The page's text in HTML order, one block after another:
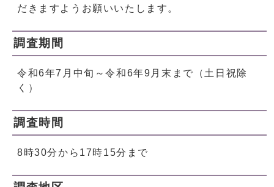
だきますようお願いいたします。
調査期間
令和6年7月中旬～令和6年9月末まで（土日祝除
く）
調査時間
8時30分から17時15分まで